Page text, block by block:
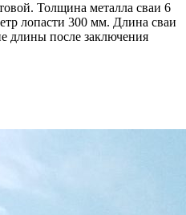
Толщина металла сваи 6
лопасти 300 мм. Длина сваи
длины после заключения